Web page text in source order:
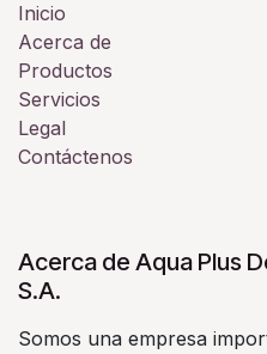
Inicio
Acerca de
Productos
Servicios
Legal
Contáctenos
Acerca de Aqua Plus
S.A.
Somos una empresa